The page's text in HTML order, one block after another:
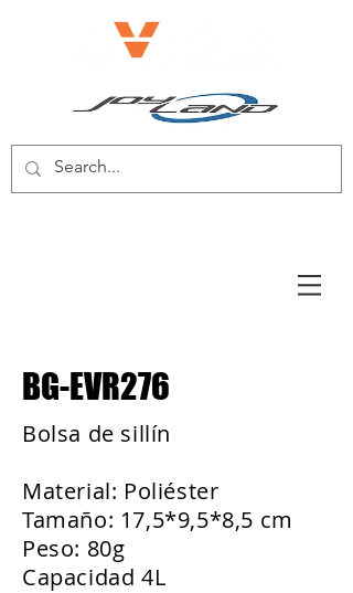
BG-EVR276
Bolsa de sillín
Material: Poliéster
Tamaño: 17,5*9,5*8,5 cm
Peso: 80g
Capacidad 4L